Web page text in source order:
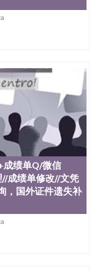
/澳洲读本科硕
假文凭学历办
微信
营，推荐
成绩单Q/微信
成绩单修改//文凭
，国外证件遗失补